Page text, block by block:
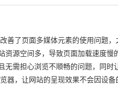
善了页面多媒体元素的使用问题
资源空间多，导致页面加载速度慢
需担心浏览不顺畅的问题，同时
器，让网站的呈现效果不会因设